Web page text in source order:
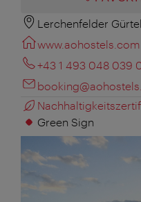
Lerchenfelder Gürtel
www.aohostels.com
+43 1 493 048 039
Green Sign